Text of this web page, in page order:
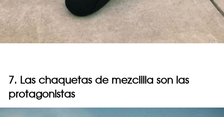
7. Las chaquetas de mezclilla son las
protagonistas